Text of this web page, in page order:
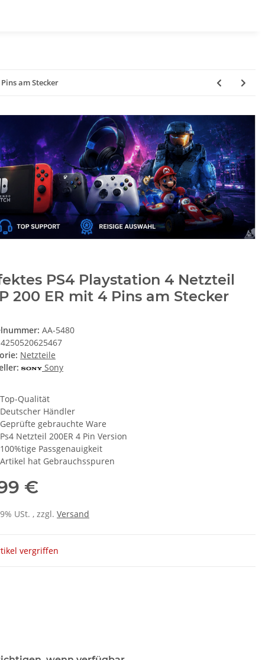
am Stecker
PS4 Playstation 4 Netzteil
200 ER mit 4 Pins am Stecker
AA-5480
4250520625467
Netzteile
Sony
Top-Qualität
Deutscher Händler
Geprüfte gebrauchte Ware
Ps4 Netzteil 200ER 4 Pin Version
100%tige Passgenauigkeit
Artikel hat Gebrauchsspuren
€
USt. , zzgl. Versand
vergriffen